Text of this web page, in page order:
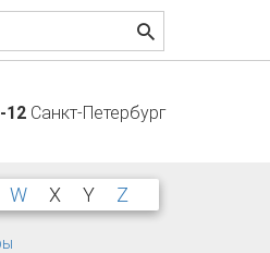
12 Санкт-Петербург
W X Y Z